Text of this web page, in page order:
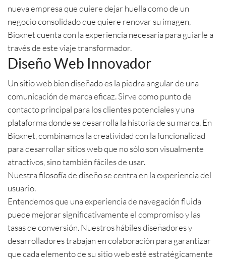
nueva empresa que quiere dejar huella como de un
negocio consolidado que quiere renovar su imagen,
Bioxnet cuenta con la experiencia necesaria para guiarle a
través de este viaje transformador.
Diseño Web Innovador
Un sitio web bien diseñado es la piedra angular de una
comunicación de marca eficaz. Sirve como punto de
contacto principal para los clientes potenciales y una
plataforma donde se desarrolla la historia de su marca. En
Bioxnet, combinamos la creatividad con la funcionalidad
para desarrollar sitios web que no sólo son visualmente
atractivos, sino también fáciles de usar.
Nuestra filosofía de diseño se centra en la experiencia del
usuario.
Entendemos que una experiencia de navegación fluida
puede mejorar significativamente el compromiso y las
tasas de conversión. Nuestros hábiles diseñadores y
desarrolladores trabajan en colaboración para garantizar
que cada elemento de su sitio web esté estratégicamente